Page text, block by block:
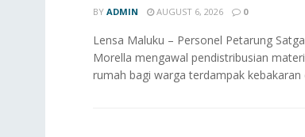
BY ADMIN AUGUST 6, 2026 0
Lensa Maluku – Personel Petarung
Morella mengawal pendistribusian
rumah bagi warga terdampak kebakaran